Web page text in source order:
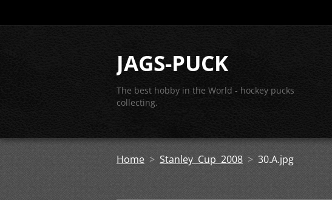
JAGS-PUCK
The best hobby in the World - hockey pucks
collecting.
Home >Stanley Cup 2008 > 30.A.jpg